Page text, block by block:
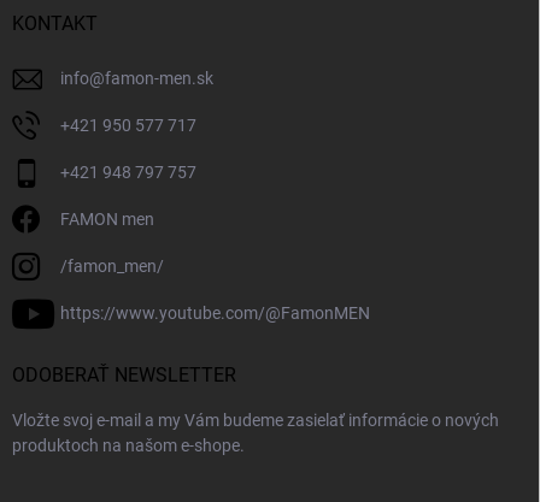
KONTAKT
info@famon-men.sk
+421 950 577 717
+421 948 797 757
FAMON men
/famon_men/
https://www.youtube.com/@FamonMEN
ODOBERAŤ NEWSLETTER
Vložte svoj e-mail a my Vám budeme zasielať informácie o nových
produktoch na našom e-shope.